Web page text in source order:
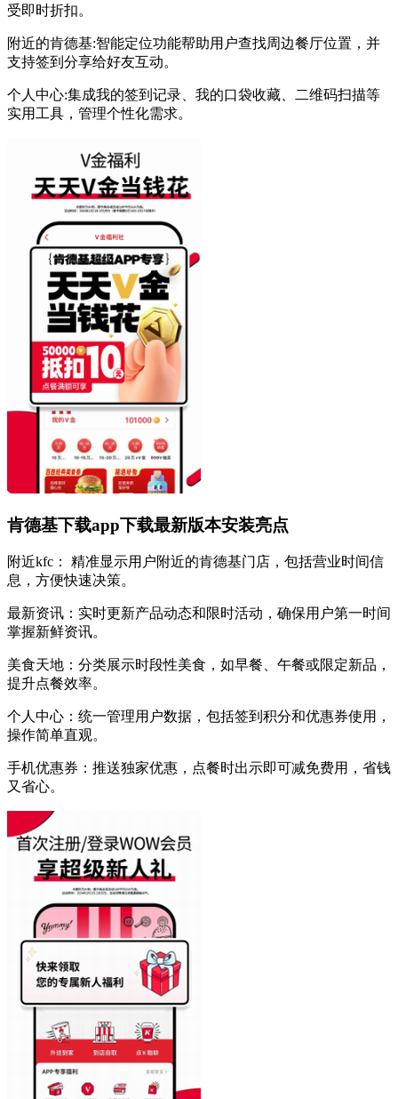
受即时折扣。
附近的肯德基:智能定位功能帮助用户查找周边餐厅位置，并
支持签到分享给好友互动。
个人中心:集成我的签到记录、我的口袋收藏、二维码扫描等
实用工具，管理个性化需求。
肯德基下载app下载最新版本安装亮点
附近kfc： 精准显示用户附近的肯德基门店，包括营业时间信
息，方便快速决策。
最新资讯：实时更新产品动态和限时活动，确保用户第一时间
掌握新鲜资讯。
美食天地：分类展示时段性美食，如早餐、午餐或限定新品，
提升点餐效率。
个人中心：统一管理用户数据，包括签到积分和优惠券使用，
操作简单直观。
手机优惠券：推送独家优惠，点餐时出示即可减免费用，省钱
又省心。